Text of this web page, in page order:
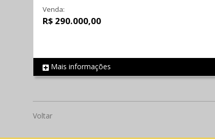
REF 517
Venda:
R$ 290.000,00
Mais informações
Voltar